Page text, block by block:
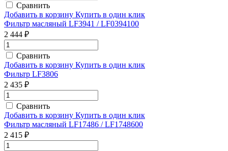
Сравнить
Добавить в корзину Купить в один клик
Фильтр масляный LF3941 / LF0394100
2 444 ₽
Сравнить
Добавить в корзину Купить в один клик
Фильтр LF3806
2 435 ₽
Сравнить
Добавить в корзину Купить в один клик
Фильтр масляный LF17486 / LF1748600
2 415 ₽